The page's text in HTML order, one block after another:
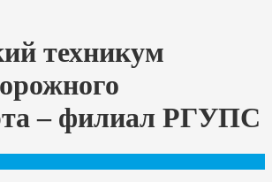
техникум
– филиал РГУПС